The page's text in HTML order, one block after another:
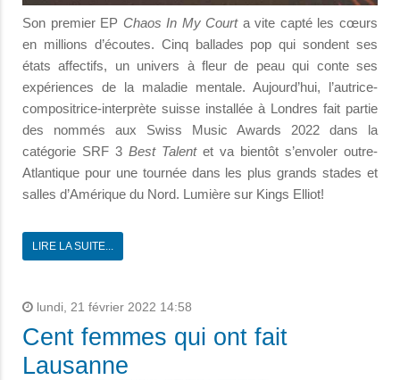
Son premier EP Chaos In My Courta vite capté les cœurs
en millions d’écoutes. Cinq ballades pop qui sondent ses
états affectifs, un univers à fleur de peau qui conte ses
expériences de la maladie mentale. Aujourd’hui, l’autrice-
compositrice-interprète suisse installée à Londres fait partie
des nommés aux Swiss Music Awards 2022 dans la
catégorie SRF 3 Best Talentet va bientôt s’envoler outre-
Atlantique pour une tournée dans les plus grands stades et
salles d’Amérique du Nord. Lumière sur Kings Elliot!
LIRE LA SUITE...
lundi, 21 février 2022 14:58
Cent femmes qui ont fait
Lausanne